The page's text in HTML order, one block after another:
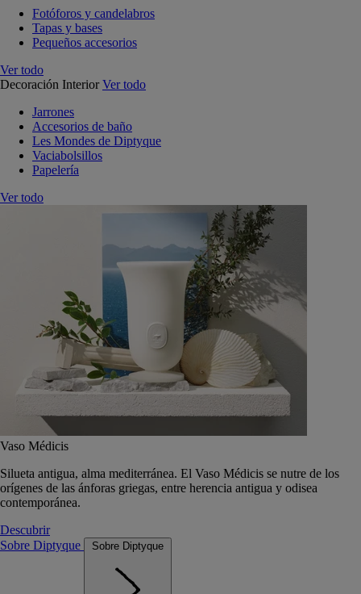
Fotóforos y candelabros
Tapas y bases
Pequeños accesorios
Ver todo
Decoración Interior Ver todo
Jarrones
Accesorios de baño
Les Mondes de Diptyque
Vaciabolsillos
Papelería
Ver todo
Vaso Médicis
Silueta antigua, alma mediterránea. El Vaso Médicis se nutre de los
orígenes de las ánforas griegas, entre herencia antigua y odisea
contemporánea.
Descubrir
Sobre Diptyque
Sobre Diptyque